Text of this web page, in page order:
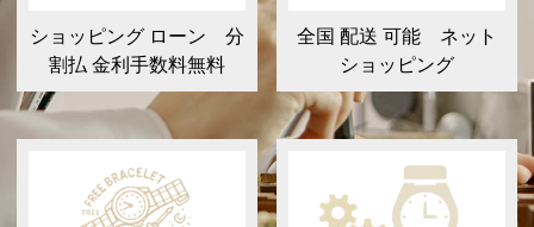
ショッピング ローン 分
割払 金利手数料無料
全国 配送 可能 ネット
ショッピング